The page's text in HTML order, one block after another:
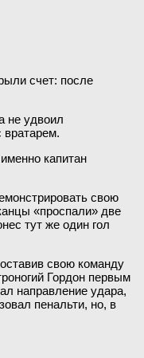
счет: после
не удвоил
вратарем.
капитан
свою
«проспали» две
тут же один гол
свою команду
Гордон первым
направление удара,
пенальти, но, в